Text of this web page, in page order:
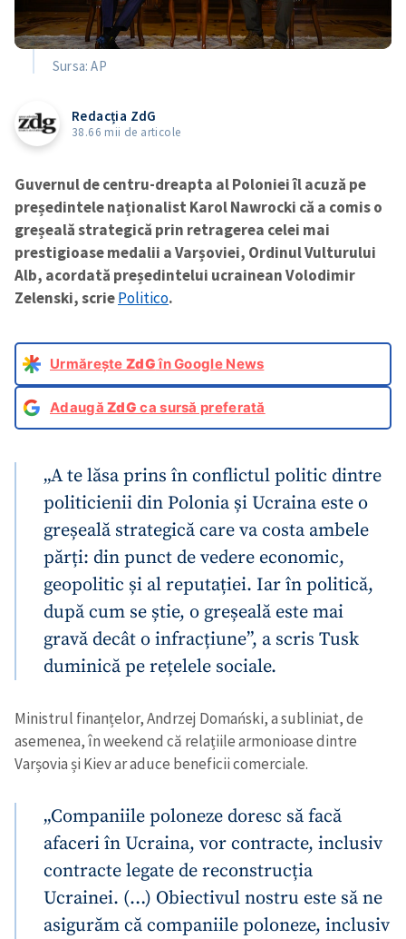
Sursa: AP
Redacția ZdG
38.66 mii de articole
Guvernul de centru-dreapta al Poloniei îl acuză pe
președintele naționalist Karol Nawrocki că a comis o
greșeală strategică prin retragerea celei mai
prestigioase medalii a Varșoviei, Ordinul Vulturului
Alb, acordată președintelui ucrainean Volodimir
Zelenski, scriePolitico.
Urmărește ZdGîn Google News
AdaugăZdG ca sursă preferată
„A te lăsa prins în conflictul politic dintre
politicienii din Polonia și Ucraina este o
greșeală strategică care va costa ambele
părți: din punct de vedere economic,
geopolitic și al reputației. Iar în politică,
după cum se știe, o greșeală este mai
gravă decât o infracțiune”, a scris Tusk
duminică pe rețelele sociale.
Ministrul finanțelor, Andrzej Domański, a subliniat, de
asemenea, în weekend că relațiile armonioase dintre
Varșovia și Kiev ar aduce beneficii comerciale.
„Companiile poloneze doresc să facă
afaceri în Ucraina, vor contracte, inclusiv
contracte legate de reconstrucția
Ucrainei. (…) Obiectivul nostru este să ne
asigurăm că companiile poloneze, inclusiv